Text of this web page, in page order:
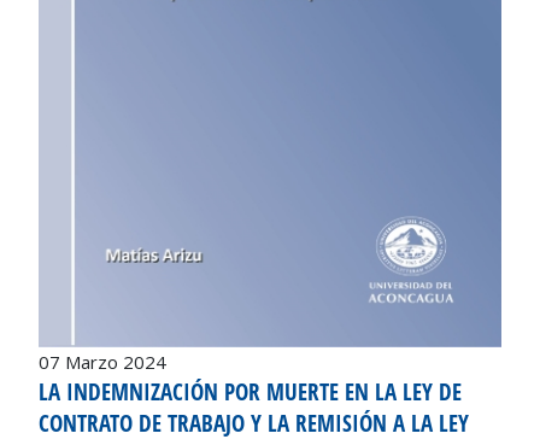
07 Marzo 2024
LA INDEMNIZACIÓN POR MUERTE EN LA LEY DE
CONTRATO DE TRABAJO Y LA REMISIÓN A LA LEY